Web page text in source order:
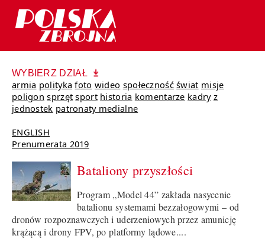
WYBIERZ DZIAŁ
armia polityka foto wideo społeczność świat misje
poligon sprzęt sport historia komentarze kadry z
jednostek patronaty medialne
ENGLISH
Prenumerata 2019
Bataliony przyszłości
Program „Model 44” zakłada nasycenie
batalionu systemami bezzałogowymi – od
dronów rozpoznawczych i uderzeniowych przez amunicję
krążącą i drony FPV, po platformy lądowe....